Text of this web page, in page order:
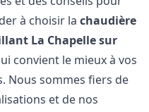
à choisir lachaudière
La Chapelle sur
convient le mieux à vos
Nous sommes fiers de
et de nos